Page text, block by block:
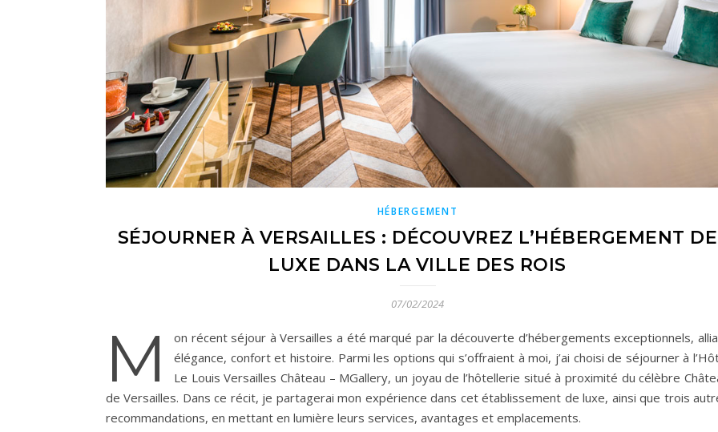
HÉBERGEMENT
SÉJOURNER À VERSAILLES : DÉCOUVREZ L’HÉBERGEMENT DE
LUXE DANS LA VILLE DES ROIS
07/02/2024
M
on récent séjour à Versailles a été marqué par la découverte d’hébergements exceptionnels,
élégance, confort et histoire. Parmi les options qui s’offraient à moi, j’ai choisi de séjourner à
Le Louis Versailles Château – MGallery, un joyau de l’hôtellerie situé à proximité du célèbre
de Versailles. Dans ce récit, je partagerai mon expérience dans cet établissement de luxe, ainsi que trois
recommandations, en mettant en lumière leurs services, avantages et emplacements.